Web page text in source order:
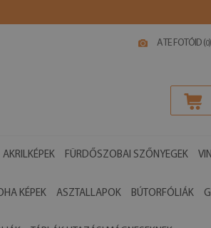
A TE FOTÓID (0)
AKRILKÉPEK FÜRDŐSZOBAI SZŐNYEGEK
KÉPEK ASZTALLAPOK BÚTORFÓLIÁK